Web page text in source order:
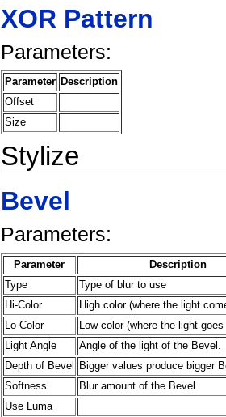
XOR Pattern
Parameters:
Parameter Description
Offset
Size
Stylize
Bevel
Parameters:
Parameter
Description
Type
Type of blur to use
Hi-Color
High color (where the light
Lo-Color
Low color (where the light goes
Light Angle
Angle of the light of the Bevel.
Depth of Bevel
Bigger values produce bigger
Softness
Blur amount of the Bevel.
Use Luma